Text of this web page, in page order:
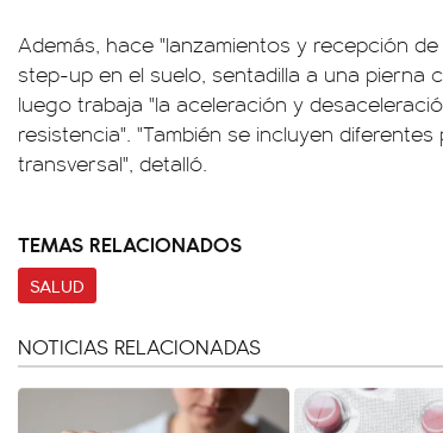
Además, hace "lanzamientos y recepción
step-up en el suelo, sentadilla a una
luego trabaja "la aceleración y
resistencia". "También se incluyen
transversal", detalló.
TEMAS RELACIONADOS
SALUD
NOTICIAS RELACIONADAS